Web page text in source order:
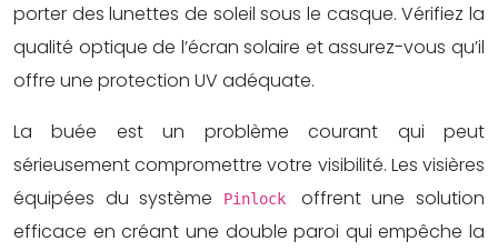
porter des lunettes de soleil sous le casque. Vérifiez la
qualité optique de l’écran solaire et assurez-vous qu’il
offre une protection UV adéquate.
La buée est un problème courant qui peut
sérieusement compromettre votre visibilité. Les visières
équipées du système
Pinlock offrent une solution
efficace en créant une double paroi qui empêche la